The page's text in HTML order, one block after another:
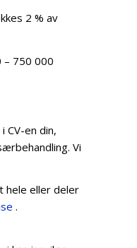
2 % av
– 750 000
CV-en din,
Vi
hele eller deler
.